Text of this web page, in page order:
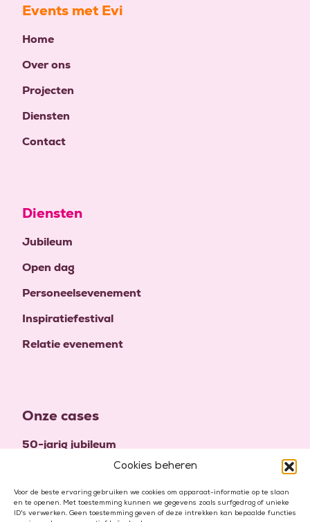
Cookies beheren
Voor de beste ervaring gebruiken we cookies om apparaat-informatie op te slaan
en te openen. Met toestemming kunnen we gegevens zoals surfgedrag of unieke
ID's verwerken. Geen toestemming geven of deze intrekken kan bepaalde functies
Events met Evi
Home
Over ons
Projecten
Diensten
Contact
Diensten
Jubileum
Open dag
Personeelsevenement
Inspiratiefestival
Relatie evenement
Onze cases
50-jarig jubileum
High five to twenty-five
100-jarig jubileum